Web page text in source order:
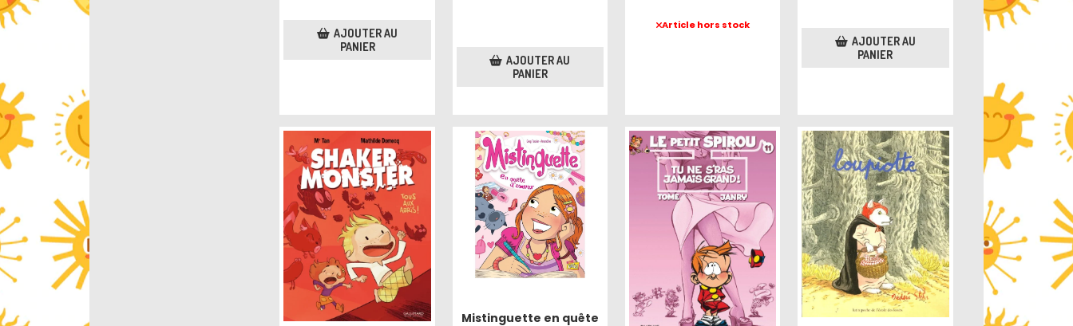
AJOUTER AU
PANIER
AJOUTER AU
PANIER
Article hors stock
AJOUTER AU
PANIER
Mistinguette en quête